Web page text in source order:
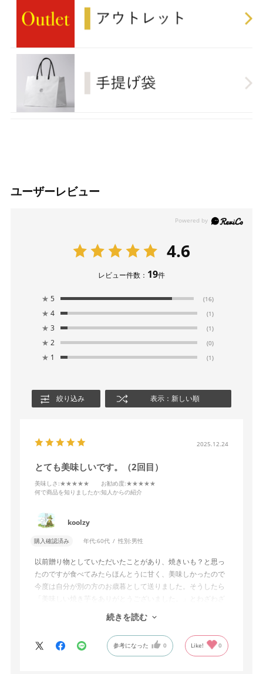
ユーザーレビュー
4.6
レビュー件数： 19件
★ 5 (16)
★ 4 (1)
★ 3 (1)
★ 2 (0)
★ 1 (1)
絞り込み 表示：新しい順
2025.12.24
とても美味しいです。（2回目）
美味しさ :★★★★★ お勧め度:★★★★★
何で商品を知りましたか:知人からの紹介
koolzy
購入確認済み 年代:60代 性別:男性
以前贈り物としていただいたことがあり、焼きいも？と思っ
たのですが食べてみたらほんとうに甘く、美味しかったので
今度は自分が別の方のお歳暮として送りました。そうしたら
「美味しい焼き芋をありがとうございました。」とわざわざ
お礼の電話をいただきました。ちょっと意外な贈り物として
続きを読む
参考になった 0 Like! 0